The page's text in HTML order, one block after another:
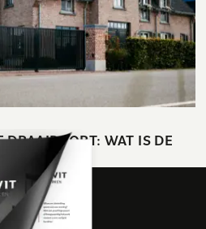
DRAAIPOORT: WAT IS DE
JOU?